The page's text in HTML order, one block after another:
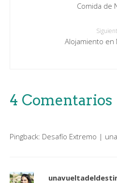
Comida de
Alojamiento en
4 Comentarios
Pingback: Desafío Extremo |